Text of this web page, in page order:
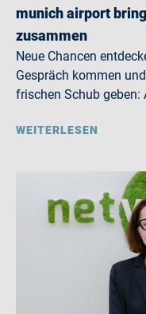
munich airport
zusammen
Neue Chancen
Gespräch kommen
frischen Schub
WEITERLESEN